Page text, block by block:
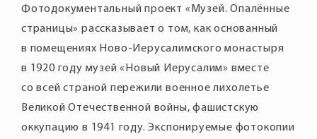
Фотодокументальный проект «Музей. Опалённые
страницы» рассказывает о том, как основанный
в помещениях Ново-Иерусалимского монастыря
в 1920 году музей «Новый Иерусалим» вместе
со всей страной пережили военное лихолетье
Великой Отечественной войны, фашистскую
оккупацию в 1941 году. Экспонируемые фотокопии